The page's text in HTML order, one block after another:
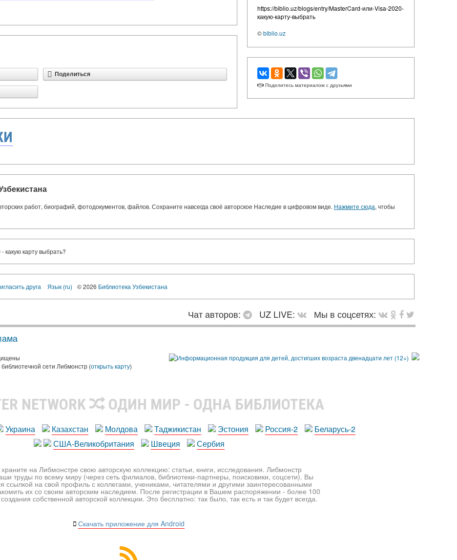
Поделиться
https://biblio.uz/blogs/entry/MasterCard-или-Visa-2020-
какую-карту-выбрать
©biblio.uz
Поделитесь материалом с друзьями
работ, биографий, фотодокументов, файлов. Сохраните навсегда своё авторское Наследие в цифровом виде. Нажмите сюда, чтобы
какую карту выбрать?
друга Язык (ru) © 2026 Библиотека Узбекистана
Чат авторов: UZ LIVE:
Мы в соцсетях:
сети Либмонстр (открыть карту)
NETWORK ОДИН МИР - ОДНА БИБЛИОТЕКА
Украина Казахстан Молдова Таджикистан Эстония Россия-2
Беларусь-2
США-Великобритания
Швеция Сербия
на Либмонстре свою авторскую коллекцию: статьи, книги, исследования. Либмонстр
труды по всему миру (через сеть филиалов, библиотеки-партнеры, поисковики, соцсети). Вы
ссылкой на свой профиль с коллегами, учениками, читателями и другими заинтересованными
их со своим авторским наследием. После регистрации в Вашем распоряжении - более 100
собственной авторской коллекции. Это бесплатно: так было, так есть и так будет всегда.
Скачать приложение для Android